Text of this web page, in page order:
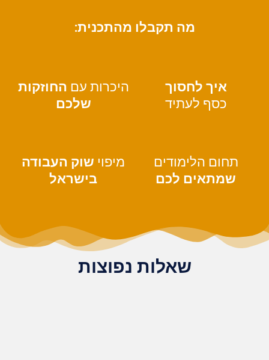
מה תקבלו מהתכנית:
איך לחסוך
כסף לעתיד
היכרות עם החוזקות
שלכם
תחום הלימודים
שמתאים לכם
מיפוי שוק העבודה
בישראל
שאלות נפוצות